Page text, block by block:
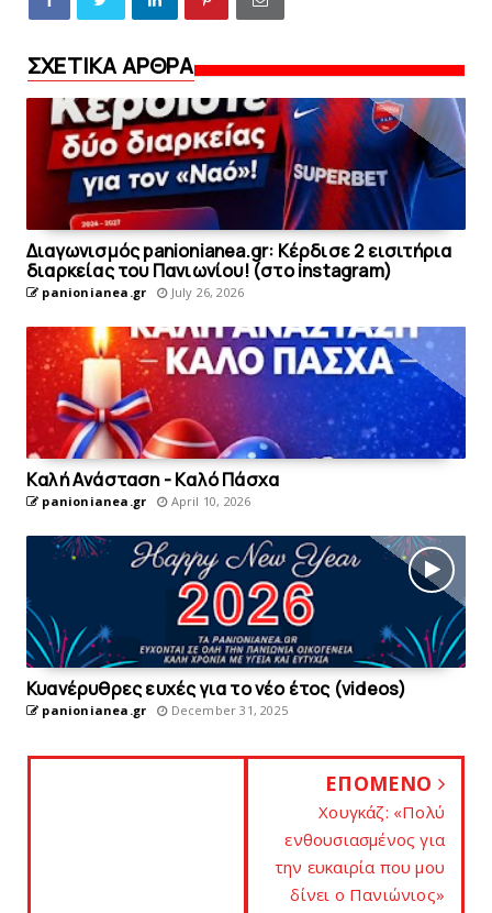
ΣΧΕΤΙΚΑ ΑΡΘΡΑ
Διαγωνισμός panionianea.gr: Κέρδισε 2 εισιτήρια
διαρκείας του Πανιωνίου! (στο instagram)
panionianea.gr July 26, 2026
Kαλή Aνάσταση - Kαλό Πάσχα
panionianea.gr April 10, 2026
Κυανέρυθρες ευχές για το νέο έτος (videos)
panionianea.gr December 31, 2025
ΕΠΟΜΕΝΟ
Χουγκάζ: «Πολύ
ενθουσιασμένος για
την ευκαιρία που μου
δίνει o Πανιώνιος»